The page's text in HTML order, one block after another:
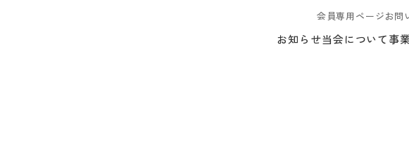
会員専用ページお問
お知らせ当会について事